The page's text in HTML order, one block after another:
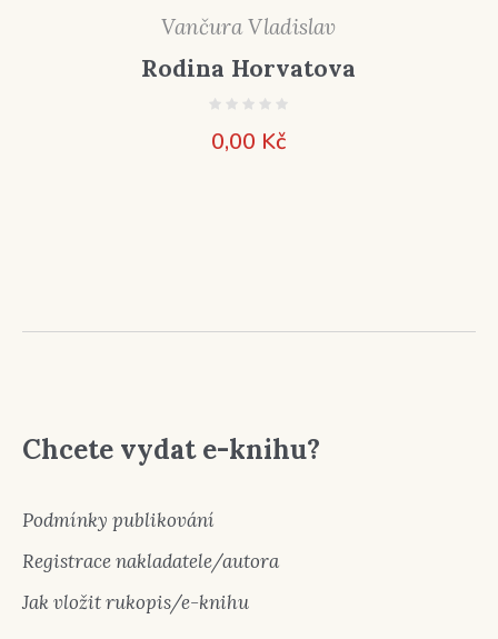
Vančura Vladislav
Rodina Horvatova
0,00 Kč
Chcete vydat e-knihu?
Podmínky publikování
Registrace nakladatele/autora
Jak vložit rukopis/e-knihu